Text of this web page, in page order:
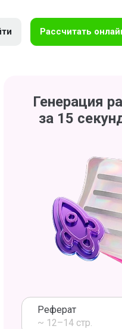
Рассчитать
Генерация
за 15
Реферат
~ 12–14 стр.